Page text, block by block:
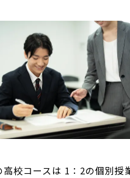
校コースは 1：2の個別授